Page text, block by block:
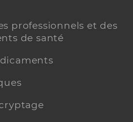
professionnels et des
de santé